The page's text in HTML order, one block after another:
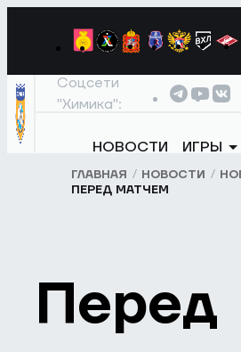
Соцсети
"Химика":
НОВОСТИ ИГРЫ
ГЛАВНАЯ НОВОСТИ
ПЕРЕД МАТЧЕМ
Перед